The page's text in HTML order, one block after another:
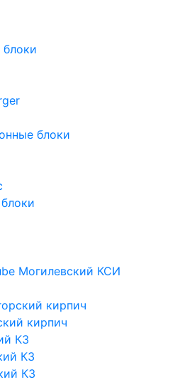
блоки
Могилевский КСИ
кирпич
кирпич
КЗ
КЗ
КЗ